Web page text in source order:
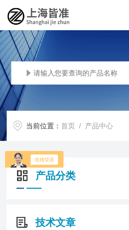
当前位置：首页 / 产品中心
产品分类
技术文章